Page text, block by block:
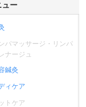
ュー
パマッサージ・リンパ
ナージュ
鍼灸
ィケア
トケア